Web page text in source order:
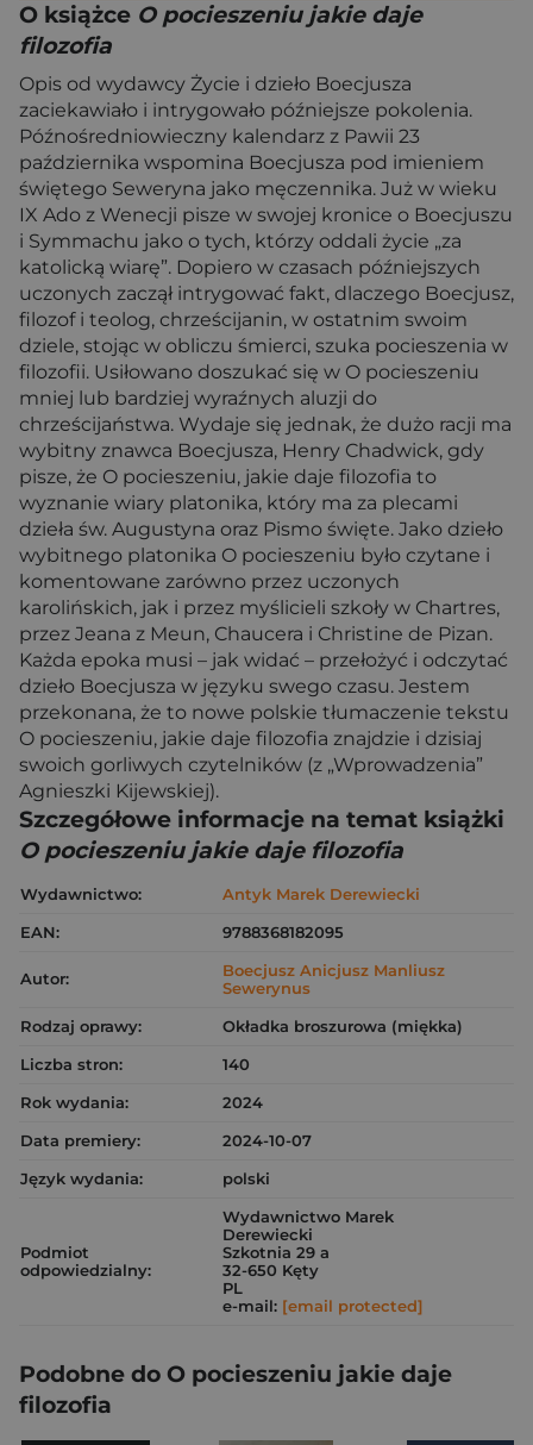
O książce O pocieszeniu jakie daje
filozofia
Opis od wydawcy Życie i dzieło Boecjusza
zaciekawiało i intrygowało późniejsze pokolenia.
Późnośredniowieczny kalendarz z Pawii 23
października wspomina Boecjusza pod imieniem
świętego Seweryna jako męczennika. Już w wieku
IX Ado z Wenecji pisze w swojej kronice o Boecjuszu
i Symmachu jako o tych, którzy oddali życie „za
katolicką wiarę”. Dopiero w czasach późniejszych
uczonych zaczął intrygować fakt, dlaczego Boecjusz,
filozof i teolog, chrześcijanin, w ostatnim swoim
dziele, stojąc w obliczu śmierci, szuka pocieszenia w
filozofii. Usiłowano doszukać się w O pocieszeniu
mniej lub bardziej wyraźnych aluzji do
chrześcijaństwa. Wydaje się jednak, że dużo racji ma
wybitny znawca Boecjusza, Henry Chadwick, gdy
pisze, że O pocieszeniu, jakie daje filozofia to
wyznanie wiary platonika, który ma za plecami
dzieła św. Augustyna oraz Pismo święte. Jako dzieło
wybitnego platonika O pocieszeniu było czytane i
komentowane zarówno przez uczonych
karolińskich, jak i przez myślicieli szkoły w Chartres,
przez Jeana z Meun, Chaucera i Christine de Pizan.
Każda epoka musi – jak widać – przełożyć i odczytać
dzieło Boecjusza w języku swego czasu. Jestem
przekonana, że to nowe polskie tłumaczenie tekstu
O pocieszeniu, jakie daje filozofia znajdzie i dzisiaj
swoich gorliwych czytelników (z „Wprowadzenia”
Agnieszki Kijewskiej).
Szczegółowe informacje na temat książki
O pocieszeniu jakie daje filozofia
Wydawnictwo:
Antyk Marek Derewiecki
EAN:
9788368182095
Autor:
Boecjusz Anicjusz Manliusz
Sewerynus
Rodzaj oprawy:
Okładka broszurowa (miękka)
Liczba stron:
140
Rok wydania:
2024
Data premiery:
2024-10-07
Język wydania:
polski
Podmiot
odpowiedzialny:
Wydawnictwo Marek
Derewiecki
Szkotnia 29 a
32-650 Kęty
PL
e-mail: [email protected]
Podobne do O pocieszeniu jakie daje
filozofia